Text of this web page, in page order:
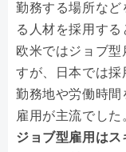
勤務する場所な
る人材を採用する
欧米ではジョブ
すが、日本では採
勤務地や労働時
雇用が主流でした
ジョブ型雇用は